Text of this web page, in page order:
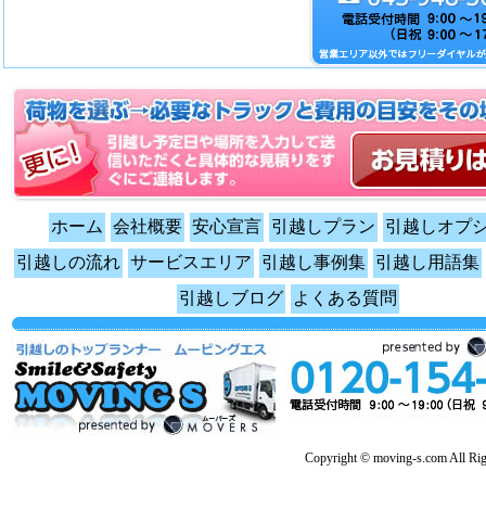
ホーム 会社概要 安心宣言 引越しプラン
引越しオプ
引越しの流れ サービスエリア 引越し事例集 引越し用語集
引越しブログ
よくある質問
Copyright © moving-s.com All